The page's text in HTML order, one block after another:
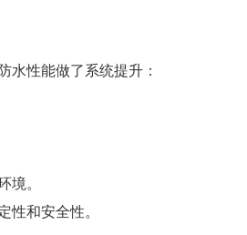
水性能做了系统提升：
境。
性和安全性。